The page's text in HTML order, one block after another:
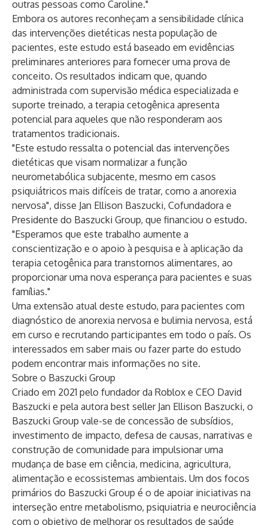
outras pessoas como Caroline."
Embora os autores reconheçam a sensibilidade clínica
das intervenções dietéticas nesta população de
pacientes, este estudo está baseado em evidências
preliminares anteriores para fornecer uma prova de
conceito. Os resultados indicam que, quando
administrada com supervisão médica especializada e
suporte treinado, a terapia cetogênica apresenta
potencial para aqueles que não responderam aos
tratamentos tradicionais.
"Este estudo ressalta o potencial das intervenções
dietéticas que visam normalizar a função
neurometabólica subjacente, mesmo em casos
psiquiátricos mais difíceis de tratar, como a anorexia
nervosa", disse Jan Ellison Baszucki, Cofundadora e
Presidente do Baszucki Group, que financiou o estudo.
"Esperamos que este trabalho aumente a
conscientização e o apoio à pesquisa e à aplicação da
terapia cetogênica para transtornos alimentares, ao
proporcionar uma nova esperança para pacientes e suas
famílias."
Uma extensão atual deste estudo, para pacientes com
diagnóstico de anorexia nervosa e bulimia nervosa, está
em curso e recrutando participantes em todo o país. Os
interessados ​​em saber mais ou fazer parte do estudo
podem encontrar mais informações no site.
Sobre o Baszucki Group
Criado em 2021 pelo fundador da Roblox e CEO David
Baszucki e pela autora best seller Jan Ellison Baszucki, o
Baszucki Group vale-se de concessão de subsídios,
investimento de impacto, defesa de causas, narrativas e
construção de comunidade para impulsionar uma
mudança de base em ciência, medicina, agricultura,
alimentação e ecossistemas ambientais. Um dos focos
primários do Baszucki Group é o de apoiar iniciativas na
interseção entre metabolismo, psiquiatria e neurociência
com o objetivo de melhorar os resultados de saúde